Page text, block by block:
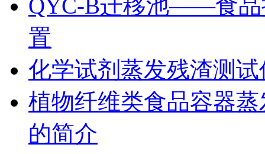
QYC-B迁移池——食品
置
化学试剂蒸发残渣测
植物纤维类食品容器
的简介